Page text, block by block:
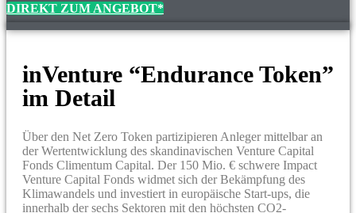
DIREKT ZUM ANGEBOT*
inVenture “Endurance Token”
im Detail
Über den Net Zero Token partizipieren Anleger mittelbar an
der Wertentwicklung des skandinavischen Venture Capital
Fonds Climentum Capital. Der 150 Mio. € schwere Impact
Venture Capital Fonds widmet sich der Bekämpfung des
Klimawandels und investiert in europäische Start-ups, die
innerhalb der sechs Sektoren mit den höchsten CO2-